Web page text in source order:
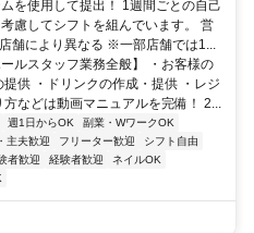
を使用して提出！ 1週間ごとの自己
慮してシフトを組んでいます。 営
により異なる ※一部店舗では1...
ルスタッフ業務全般】 ・お客様の
供 ・ドリンクの作成・提供 ・レジ
などは動画マニュアルを完備！ 2...
週1日からOK
副業・WワークOK
主夫歓迎 フリーター歓迎
シフト自由
者歓迎 経験者歓迎
ネイルOK